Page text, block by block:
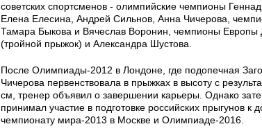
советских спортсменов - олимпийские чемпионы
Елена Елесина, Андрей Сильнов, Анна Чичерова,
Тамара Быкова и Вячеслав Воронин, чемпионы Европы
(тройной прыжок) и Александра Шустова.
После Олимпиады-2012 в Лондоне, где подопечная
Чичерова первенствовала в прыжках в высоту с
см, тренер объявил о завершении карьеры. Однако
принимал участие в подготовке российских прыгунов к
чемпионату мира-2013 в Москве и Олимпиаде-2016.